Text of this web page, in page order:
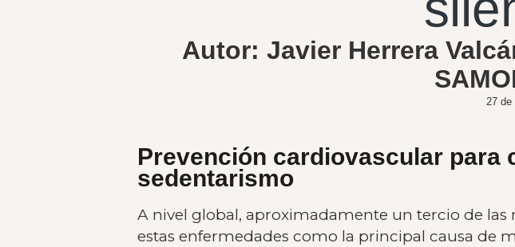
Autor: Javier Herrera
27 de
Prevención cardiovascular para
sedentarismo
A nivel global, aproximadamente un tercio de
estas enfermedades como la principal causa de